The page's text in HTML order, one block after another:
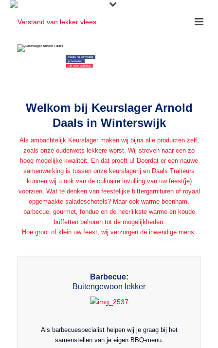
Plaats nu eenvoudig
je bestelling
via onze webshop
Welkom bij Keurslager Arnold
Daals in Winterswijk
Als ambachtelijk Keurslager maken wij bijna alle producten zelf,
zoals onze ouderwets lekkere worst. Wij streven naar een zo
hoog mogelijke kwaliteit. En dat proeft u! Doordat er een nauwe
samenwerking is tussen onze keurslagerij en Daals Traiteurs
kunnen wij u ook van de culinaire invulling van uw feest(je)
voorzien. Wat te denken van feestelijke bittergarnituren of royaal
opgemaakte saladeschotels? Maar ook warme beenham,
barbecue, gourmet, fondue en de heerlijkste warme en koude
buffetten behoren tot de mogelijkheden.
Hoe groot of klein uw feest, wij verzorgen de inwendige mens.
Barbecue:
Buitengewoon lekker
Als barbecuespecialist helpen wij je graag bij het
samenstellen van je eigen BBQ-menu.